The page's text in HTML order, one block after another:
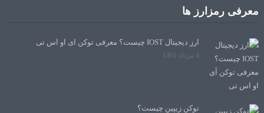
معرفی رمزارز ها
ارز دیجیتال IOST چیست؟ معرفی توکن آی او اس تی
4 مرداد 1401
توکن زیپین چیست؟